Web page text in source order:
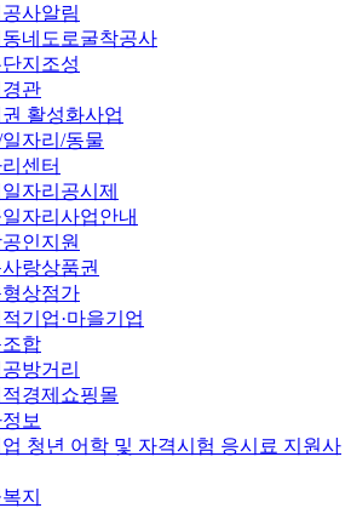
사알림
네도로굴착공사
지조성
관
활성화사업
자리/동물
센터
자리공시제
자리사업안내
인지원
랑상품권
상점가
기업·마을기업
합
방거리
경제쇼핑몰
보
청년 어학 및 자격시험 응시료 지원사
지